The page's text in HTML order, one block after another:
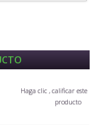
Haga clic , calificar este
producto